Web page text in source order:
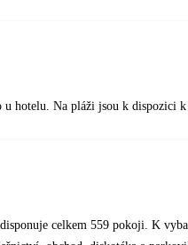
hotelu. Na pláži jsou k dispozici
celkem 559 pokoji. K